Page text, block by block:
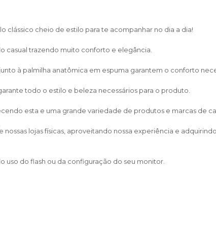
clássico cheio de estilo para te acompanhar no dia a dia!
casual trazendo muito conforto e elegância.
à palmilha anatômica em espuma garantem o conforto
todo o estilo e beleza necessários para o produto.
esta e uma grande variedade de produtos e marcas de
lojas físicas, aproveitando nossa experiência e
do flash ou da configuração do seu monitor.